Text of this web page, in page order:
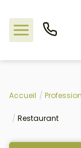
Nos
Accueil
Restaurant